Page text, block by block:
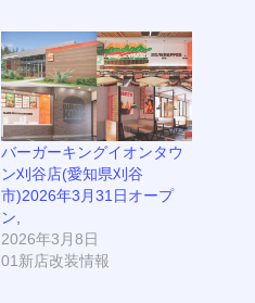
バーガーキングイオンタウ
ン刈谷店(愛知県刈谷
市)2026年3月31日オープ
ン,
2026年3月8日
01新店改装情報